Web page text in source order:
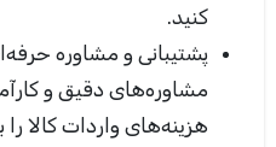
کنید.
پشتیبانی و مشاوره
مشاوره‌های دقیق و
هزینه‌های واردات کالا